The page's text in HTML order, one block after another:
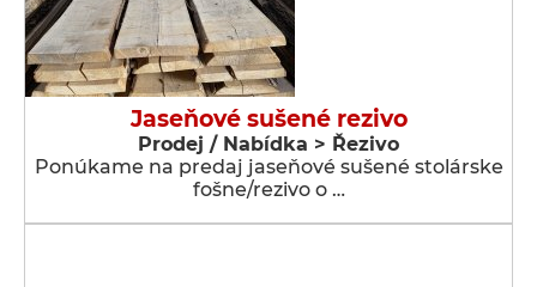
Jaseňové sušené rezivo
Prodej / Nabídka > Řezivo
Ponúkame na predaj jaseňové sušené stolárske
fošne/rezivo o …